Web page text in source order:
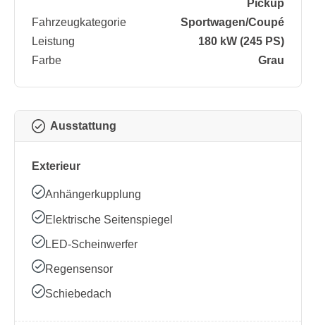
Pickup
Fahrzeugkategorie
Sportwagen/​Coupé
Leistung
180 kW (245 PS)
Farbe
Grau
Ausstattung
Exterieur
Anhängerkupplung
Elektrische Seitenspiegel
LED-Scheinwerfer
Regensensor
Schiebedach